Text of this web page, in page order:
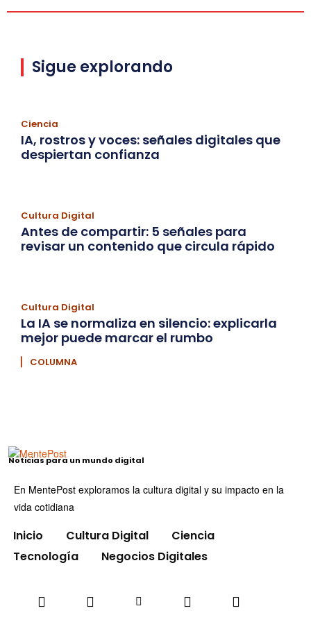
Sigue explorando
Ciencia
IA, rostros y voces: señales digitales que
despiertan confianza
Cultura Digital
Antes de compartir: 5 señales para
revisar un contenido que circula rápido
Cultura Digital
La IA se normaliza en silencio: explicarla
mejor puede marcar el rumbo
▏ COLUMNA
Noticias para un mundo digital
En MentePost exploramos la cultura digital y su impacto en la
vida cotidiana
Inicio Cultura Digital
Ciencia
Tecnología
Negocios Digitales